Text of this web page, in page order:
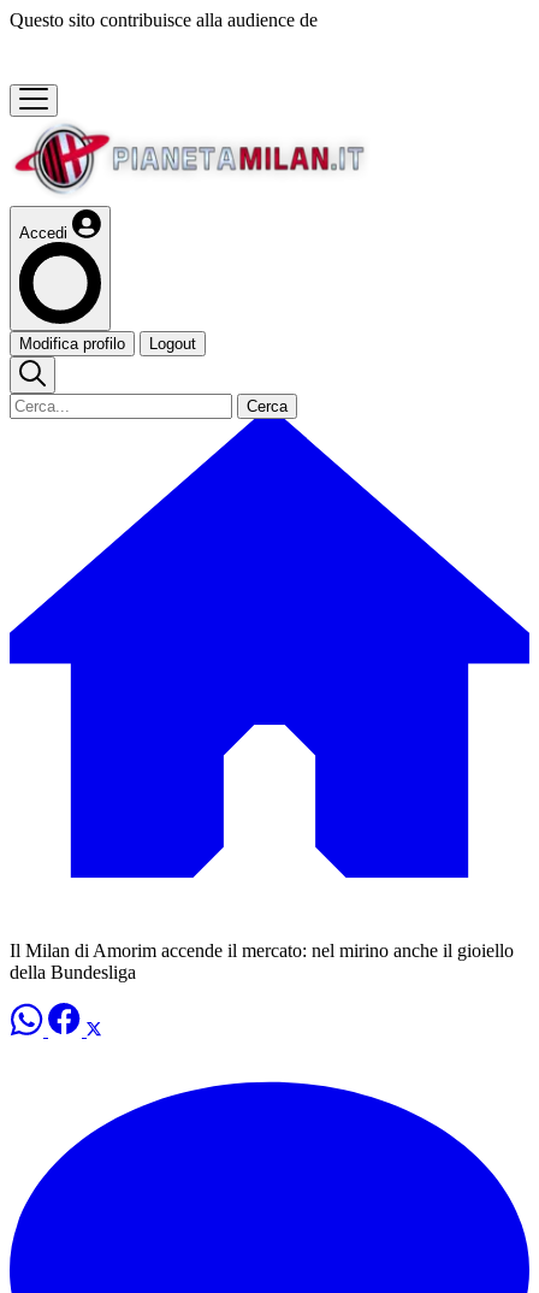
Questo sito contribuisce alla audience de
Accedi
Modifica profilo Logout
Cerca
Il Milan di Amorim accende il mercato: nel mirino anche il gioiello
della Bundesliga